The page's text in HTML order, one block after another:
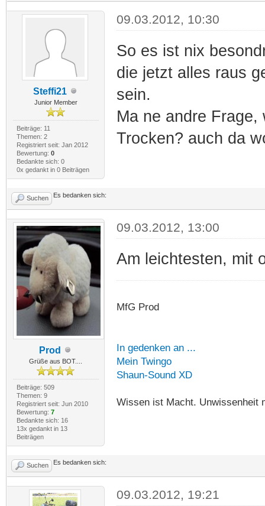
Steffi21
Junior Member
Beiträge: 11
Themen: 2
Registriert seit: Jan 2012
Bewertung: 0
Bedankte sich: 0
0x gedankt in 0 Beiträgen
09.03.2012, 10:30
So es ist nix
die jetzt alles raus
sein.
Ma ne andre
Trocken? auch da
Suchen Es bedanken sich:
Prod
Grüße aus BOT....
Beiträge: 509
Themen: 9
Registriert seit: Jun 2010
Bewertung: 7
Bedankte sich: 16
13x gedankt in 13
Beiträgen
09.03.2012, 13:00
Am leichtesten, mit
MfG Prod
In gedenken an ...
Mein Twingo
Shaun-Sound XD
Wissen ist Macht. Unwissenheit
Suchen Es bedanken sich:
09.03.2012, 19:21